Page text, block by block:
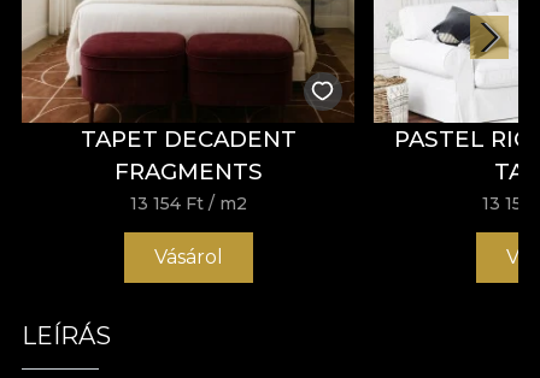
TAPET DECADENT
FRAGMENTS
13 154 Ft / m2
Vásárol
PASTEL
13 154
LEÍRÁS